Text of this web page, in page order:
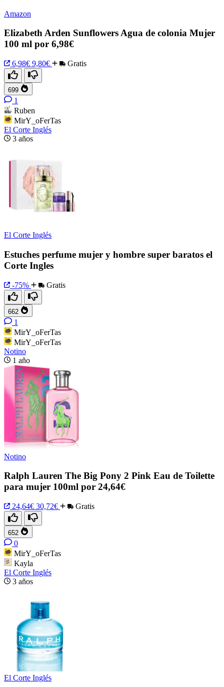
Amazon
Elizabeth Arden Sunflowers Agua de colonia Mujer
100 ml por 6,98€
6,98€ 9,80€ Gratis
699
1
Ruben
MirY_oFerTas
El Corte Inglés
3 años
El Corte Inglés
Estuches perfume mujer y hombre super baratos el
Corte Ingles
-75% Gratis
662
1
MirY_oFerTas
MirY_oFerTas
Notino
1 año
Notino
Ralph Lauren The Big Pony 2 Pink Eau de Toilette
para mujer 100ml por 24,64€
24,64€ 30,72€ Gratis
652
0
MirY_oFerTas
Kayla
El Corte Inglés
3 años
El Corte Inglés